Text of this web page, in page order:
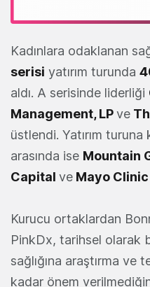
Kadınlara odaklanan
serisi yatırım turunda
aldı. A serisinde liderliği
Management,LPve
üstlendi. Yatırım turuna
arasında ise Mountain
Capital ve Mayo Clinic
Kurucu ortaklardan
PinkDx, tarihsel olarak
sağlığına araştırma ve
kadar önem